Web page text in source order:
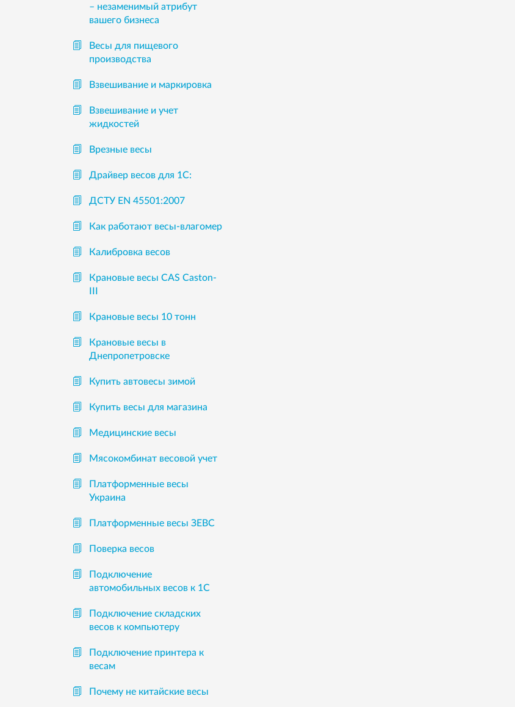
– незаменимый атрибут
вашего бизнеса
Весы для пищевого
производства
Взвешивание и маркировка
Взвешивание и учет
жидкостей
Врезные весы
Драйвер весов для 1С:
ДСТУ EN 45501:2007
Как работают весы-влагомер
Калибровка весов
Крановые весы CAS Caston-
Крановые весы 10 тонн
Крановые весы в
Днепропетровске
Купить автовесы зимой
Купить весы для магазина
Медицинские весы
Мясокомбинат весовой учет
Платформенные весы
Украина
Платформенные весы ЗЕВС
Поверка весов
Подключение
автомобильных весов к 1С
Подключение складских
весов к компьютеру
Подключение принтера к
весам
Почему не китайские весы